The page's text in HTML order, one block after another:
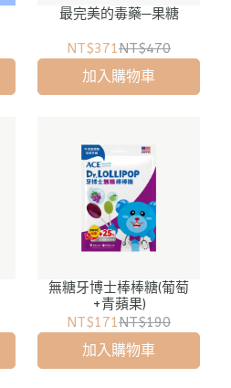
最完美的毒藥─果糖
NT$371NT$470
加入購物車
無糖牙博士棒棒糖(葡萄
+青蘋果)
NT$171NT$190
加入購物車